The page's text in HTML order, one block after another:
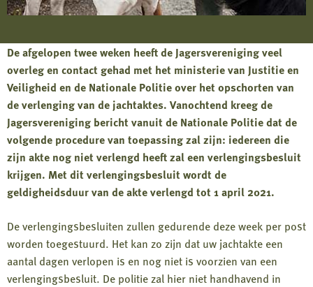
De afgelopen twee weken heeft de Jagersvereniging veel
overleg en contact gehad met het ministerie van Justitie en
Veiligheid en de Nationale Politie over het opschorten van
de verlenging van de jachtaktes. Vanochtend kreeg de
Jagersvereniging bericht vanuit de Nationale Politie dat de
volgende procedure van toepassing zal zijn: iedereen die
zijn akte nog niet verlengd heeft zal een verlengingsbesluit
krijgen. Met dit verlengingsbesluit wordt de
geldigheidsduur van de akte verlengd tot 1 april 2021.
De verlengingsbesluiten zullen gedurende deze week per post
worden toegestuurd. Het kan zo zijn dat uw jachtakte een
aantal dagen verlopen is en nog niet is voorzien van een
verlengingsbesluit. De politie zal hier niet handhavend in